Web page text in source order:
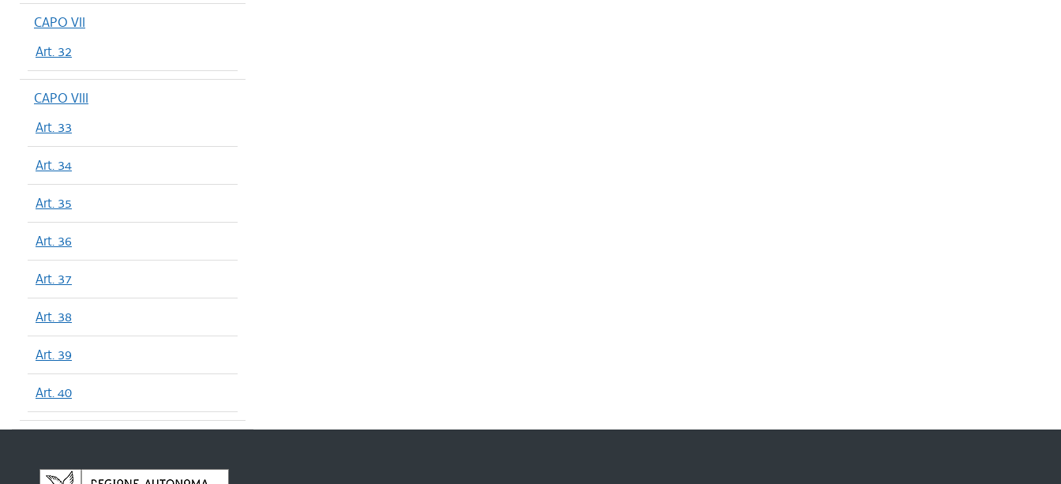
CAPO VII
Art. 32
CAPO VIII
Art. 33
Art. 34
Art. 35
Art. 36
Art. 37
Art. 38
Art. 39
Art. 40